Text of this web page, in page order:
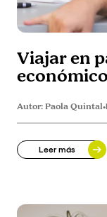
Viajar en
Autor:Paola Quintal•
Leer más